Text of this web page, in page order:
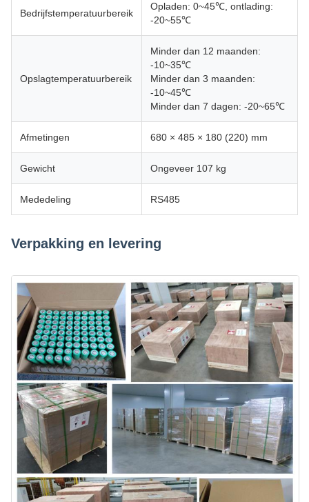
Bedrijfstemperatuurbereik
Opladen: 0~45℃, ontlading:
-20~55℃
Opslagtemperatuurbereik
Minder dan 12 maanden:
-10~35℃
Minder dan 3 maanden:
-10~45℃
Minder dan 7 dagen: -20~65℃
Afmetingen 680 × 485 × 180 (220) mm
Gewicht Ongeveer 107 kg
Mededeling RS485
Verpakking en levering